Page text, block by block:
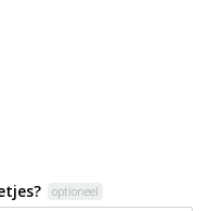
optioneel